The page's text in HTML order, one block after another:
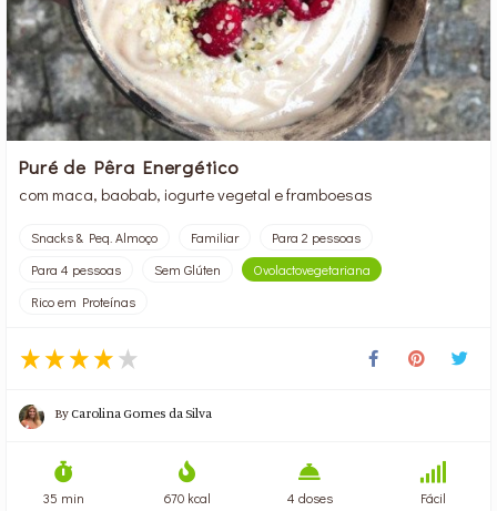
Puré de Pêra Energético
com maca, baobab, iogurte vegetal e framboesas
Snacks & Peq. Almoço Familiar
Para 2 pessoas
Para 4 pessoas
Sem Glúten
Ovolactovegetariana
Rico em Proteínas
ByCarolina Gomes da Silva
35 min 670 kcal 4 doses Fácil